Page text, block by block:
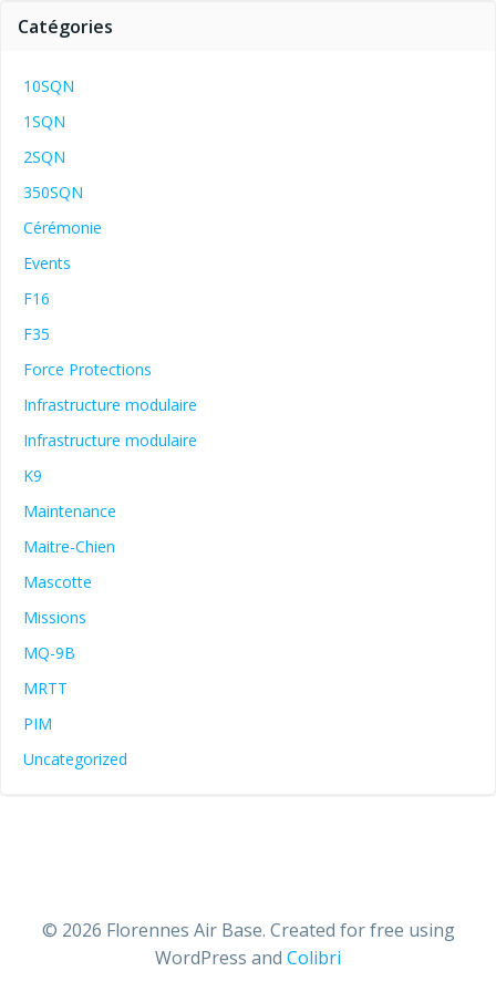
Catégories
10SQN
1SQN
2SQN
350SQN
Cérémonie
Events
F16
F35
Force Protections
Infrastructure modulaire
Infrastructure modulaire
K9
Maintenance
Maitre-Chien
Mascotte
Missions
MQ-9B
MRTT
PIM
Uncategorized
© 2026 Florennes Air Base. Created for free using
WordPress and Colibri